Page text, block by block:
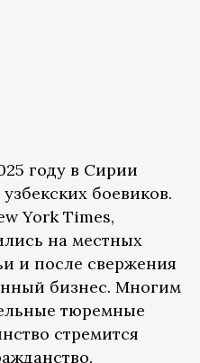
году в Сирии
боевиков.
York Times,
на местных
и после свержения
бизнес. Многим
тюремные
стремится